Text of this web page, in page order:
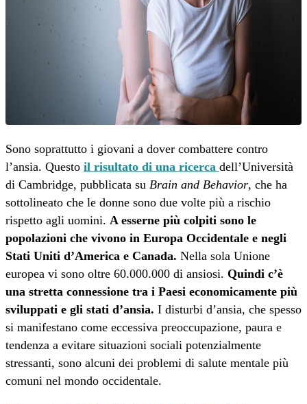
Sono soprattutto i giovani a dover combattere contro
l’ansia. Questo il risultato di una ricerca dell’Università
di Cambridge, pubblicata su Brain and Behavior, che ha
sottolineato che le donne sono due volte più a rischio
rispetto agli uomini. A esserne più colpiti sono le
popolazioni che vivono in Europa Occidentale e negli
Stati Uniti d’America e Canada. Nella sola Unione
europea vi sono oltre 60.000.000 di ansiosi. Quindi c’è
una stretta connessione tra i Paesi economicamente più
sviluppati e gli stati d’ansia. I disturbi d’ansia, che spesso
si manifestano come eccessiva preoccupazione, paura e
tendenza a evitare situazioni sociali potenzialmente
stressanti, sono alcuni dei problemi di salute mentale più
comuni nel mondo occidentale.